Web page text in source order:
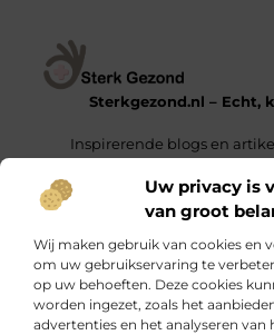
Uw privacy is
van groot
Wij maken gebruik van cookies en
om uw gebruikservaring te
op uw behoeften. Deze cookies
worden ingezet, zoals het
advertenties en het analyseren van
Sterkgezond.nl – Echt,
Inspirerende blogs en
Onze informatie
Bericht categorie